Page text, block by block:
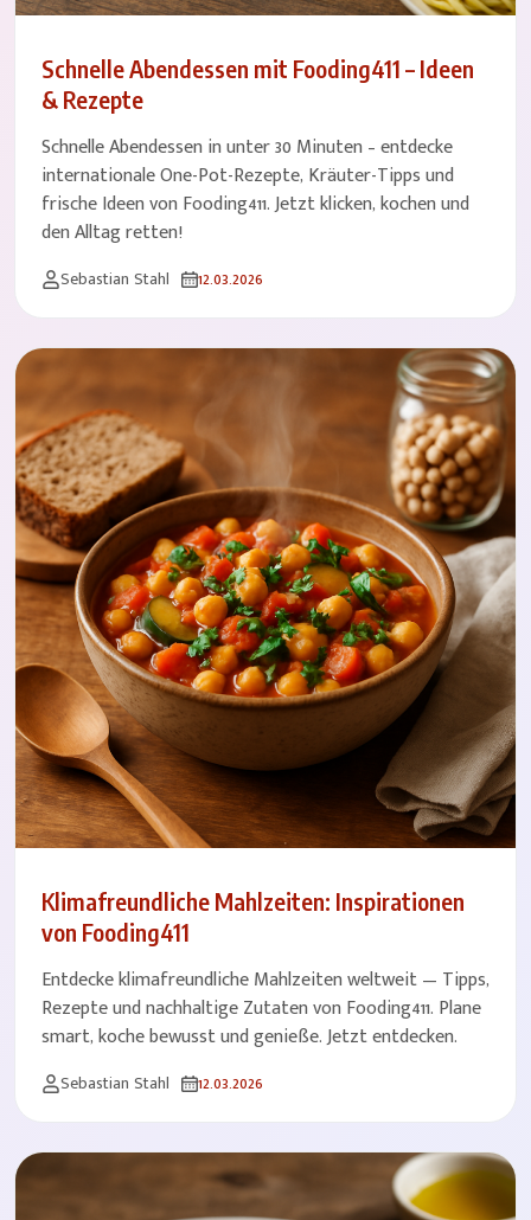
Schnelle Abendessen mit Fooding411 – Ideen
& Rezepte
Schnelle Abendessen in unter 30 Minuten – entdecke
internationale One-Pot-Rezepte, Kräuter-Tipps und
frische Ideen von Fooding411. Jetzt klicken, kochen und
den Alltag retten!
Sebastian Stahl 12.03.2026
Klimafreundliche Mahlzeiten: Inspirationen
von Fooding411
Entdecke klimafreundliche Mahlzeiten weltweit — Tipps,
Rezepte und nachhaltige Zutaten von Fooding411. Plane
smart, koche bewusst und genieße. Jetzt entdecken.
Sebastian Stahl 12.03.2026